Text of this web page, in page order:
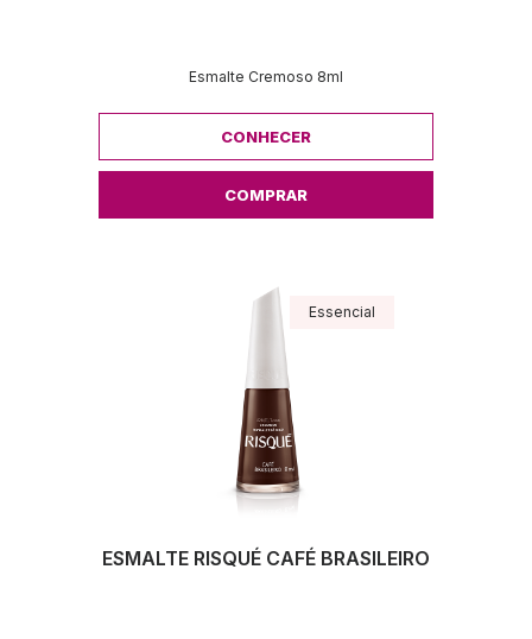
Esmalte Cremoso 8ml
CONHECER
COMPRAR
Essencial
ESMALTE RISQUÉ CAFÉ BRASILEIRO